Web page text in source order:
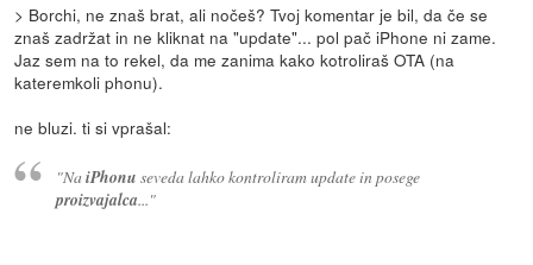
> Borchi, ne znaš brat, ali nočeš? Tvoj komentar je bil, da če se
znaš zadržat in ne kliknat na "update"... pol pač iPhone ni zame.
Jaz sem na to rekel, da me zanima kako kotroliraš OTA (na
kateremkoli phonu).
ne bluzi. ti si vprašal:
"NaiPhonu seveda lahko kontroliram update in posege
proizvajalca..."